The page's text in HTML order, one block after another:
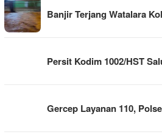
Banjir Terjang Watalara
Persit Kodim 1002/HST
Gercep Layanan 110,